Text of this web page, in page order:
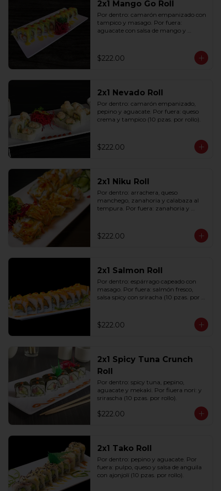
2x1 Mango Go Roll
Por dentro: camarón empanizado con
tampico y masago. Por fuera:
aguacate con salsa de mango y
$222.00
2x1 Nevado Roll
Por dentro: camarón empanizado,
pepino y aguacate. Por fuera: queso
crema y tampico (10 pzas. por rollo).
$222.00
2x1 Niku Roll
Por dentro: arrachera, queso
manchego, zanahoria y calabaza al
tempura. Por fuera: zanahoria y
$222.00
2x1 Salmon Roll
Por dentro: espárrago capeado con
masago. Por fuera: salmón fresco,
salsa spicy con sriracha (10 pzas. por
$222.00
2x1 Spicy Tuna Crunch
Roll
Por dentro: spicy tuna, pepino,
aguacate y mekaki. Por fiuera nori: y
srirascha (10 pzas. por rollo).
$222.00
2x1 Tako Roll
Por dentro: pepino y aguacate. Por
fuera: pulpo, queso y salsa de anguila
con ajonjolí (10 pzas. por rollo).